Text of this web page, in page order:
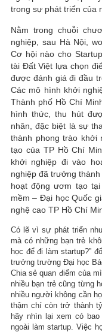
trong sự phát triển của
Nằm trong chuỗi
nghiệp, sau Hà Nội,
Cơ hội nào cho
tài Đất Việt lựa chọn
được đánh giá đi đầu
Các mô hình khởi
Thành phố Hồ Chí
hình thức, thu hút
nhân, đặc biệt là sự
thành phong trào khởi
tạo của TP Hồ Chí
khởi nghiệp đi vào
nghiệp đã trưởng
hoạt động ươm tạo
mềm – Đại học Quốc
nghệ cao TP Hồ Chí
Có lẽ vì sự phát triển
mà có những bạn trẻ
học để đi làm startup?”
trưởng trường Đại học
Chia sẻ quan điểm của
nhiều bạn trẻ cũng từng
nhiều người không cần
thậm chí còn trở thành
hãy nhìn lại xem có
ngoài làm startup. Việc